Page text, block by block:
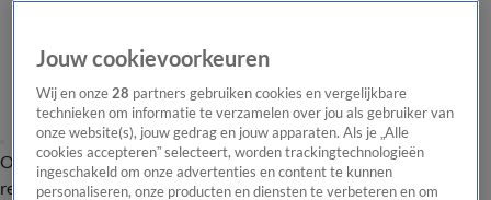
Overzicht Laatste nieuws Regionieuws Het beste van Hart
Tip de
redactie
Jouw cookievoorkeuren
Wij en onze28 partners gebruiken cookies en vergelijkbare
technieken om informatie te verzamelen over jou als gebruiker van
onze website(s), jouw gedrag en jouw apparaten. Als je „Alle
cookies accepteren” selecteert, worden trackingtechnologieën
ingeschakeld om onze advertenties en content te kunnen
personaliseren, onze producten en diensten te verbeteren en om